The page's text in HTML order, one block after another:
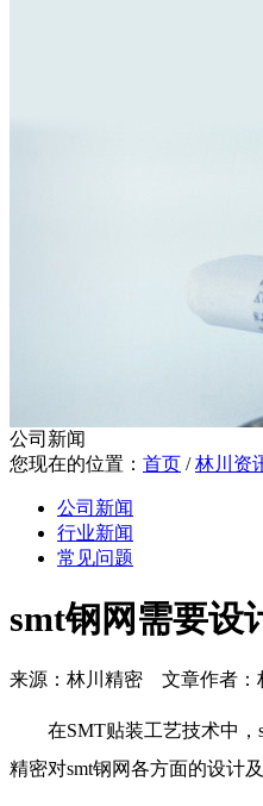
公司新闻
您现在的位置： 首页 /林川资
公司新闻
行业新闻
常见问题
smt钢网需要设
来源：林川精密 文章作者：
在SMT贴装工艺技术中，
精密对smt钢网各方面的设计